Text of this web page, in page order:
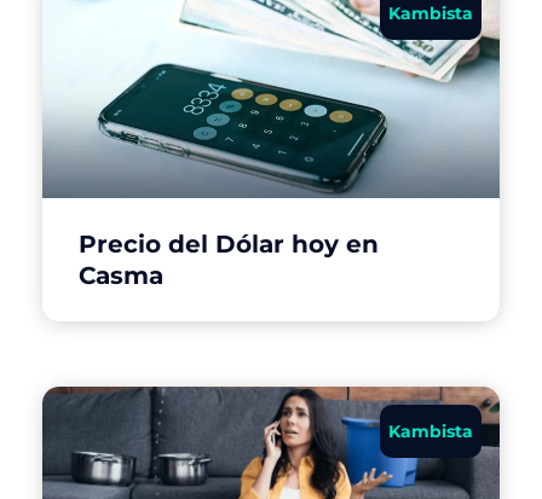
Kambista
Precio del Dólar hoy en
Casma
Kambista